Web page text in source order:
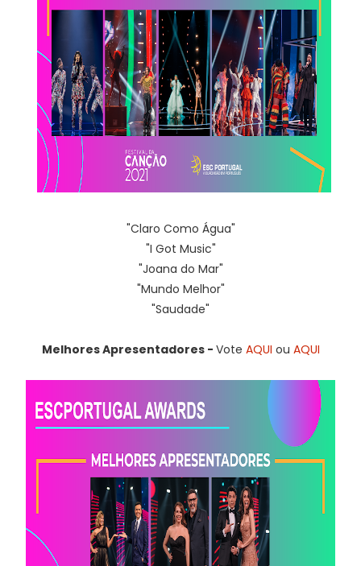
"Claro Como Água"
"I Got Music"
"Joana do Mar"
"Mundo Melhor"
"Saudade"
Melhores Apresentadores - Vote AQUI ou AQUI